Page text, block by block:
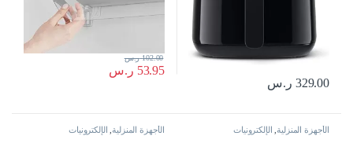
329.00 ر.س
53.95 ر.س
102.00 ر.س
الأجهزة المنزلية, الإلكترونيات الأجهزة المنزلية, الإلكترونيات